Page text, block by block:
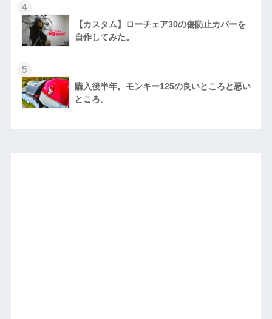
4
【カスタム】ローチェア30の傷防止カバーを
自作してみた。
5
購入後半年。モンキー125の良いところと悪い
ところ。